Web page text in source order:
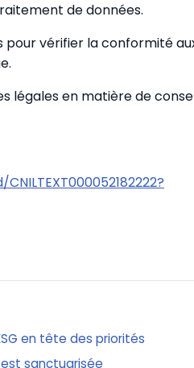
de données.
vérifier la conformité
légales en matière de
en tête des priorités
est sanctuarisée